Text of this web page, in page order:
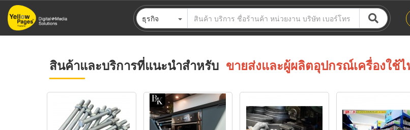
ข้าม
ไป
ธุรกิจ
สินค้าและบริการที่แนะนำสำหรับ ขายส่งและผู้ผลิตอุปกรณ์เครื่องใช้